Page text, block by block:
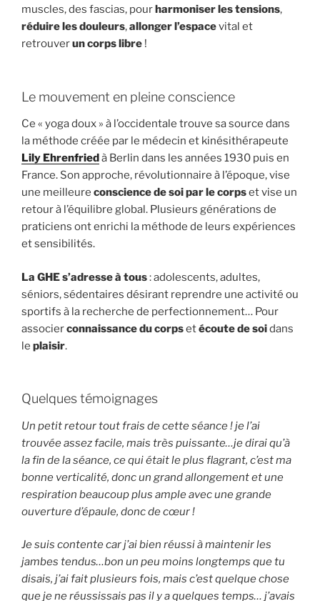
muscles, des fascias, pourharmoniser les tensions,
réduire les douleurs,allonger l’espacevital et
retrouverun corps libre !
Le mouvement en pleine conscience
Ce « yoga doux » à l’occidentale trouve sa source dans
la méthode créée par le médecin et kinésithérapeute
Lily Ehrenfriedà Berlin dans les années 1930 puis en
France. Son approche, révolutionnaire à l’époque, vise
une meilleure conscience de soi par le corpset vise un
retour à l’équilibre global. Plusieurs générations de
praticiens ont enrichi la méthode de leurs expériences
et sensibilités.
La GHE s’adresse à tous: adolescents, adultes,
séniors, sédentaires désirant reprendre une activité ou
sportifs à la recherche de perfectionnement… Pour
associerconnaissance du corpsetécoute de soidans
le plaisir.
Quelques témoignages
Un petit retour tout frais de cette séance ! je l’ai
trouvée assez facile, mais très puissante…je dirai qu’à
la fin de la séance, ce qui était le plus flagrant, c’est ma
bonne verticalité, donc un grand allongement et une
respiration beaucoup plus ample avec une grande
ouverture d’épaule, donc de cœur !
Je suis contente car j’ai bien réussi à maintenir les
jambes tendus…bon un peu moins longtemps que tu
disais, j’ai fait plusieurs fois, mais c’est quelque chose
que je ne réussissais pas il y a quelques temps… j’avais